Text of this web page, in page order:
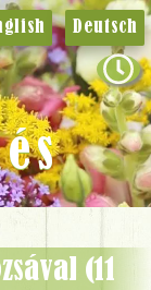
Deutsch